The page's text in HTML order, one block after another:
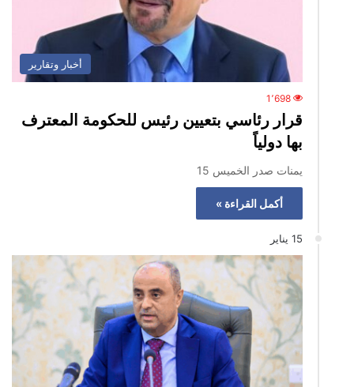
أخبار وتقارير
1٬698
قرار رئاسي بتعيين رئيس للحكومة المعترف
بها دولياً
يمنات صدر الخميس 15
أكمل القراءة »
15 يناير